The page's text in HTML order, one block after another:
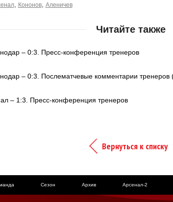
, Кононов, Аленичев
Читайте также
– 0:3. Пресс-конференция тренеров
– 0:3. Послематчевые комментарии
– 1:3. Пресс-конференция тренеров
Вернуться к списку
Сезон Архив Арсенал-2